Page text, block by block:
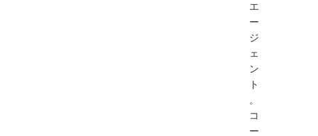
エ
ー
ジ
ェ
ン
ト
。
コ
ー